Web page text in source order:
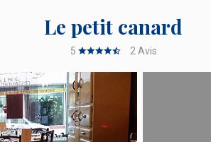
Le petit canard
5 2 Avis